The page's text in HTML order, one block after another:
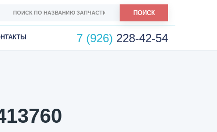
ПОИСК
7 (926) 228-42-54